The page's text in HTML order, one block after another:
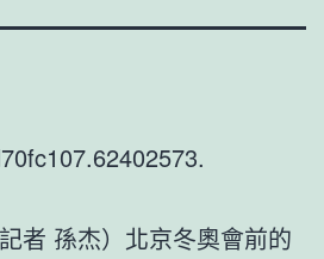
孫杰）北京冬奧會前的